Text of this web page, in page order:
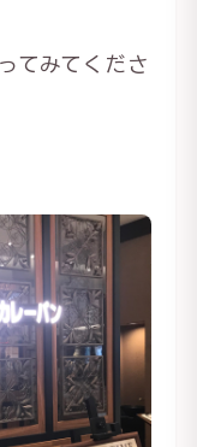
てみてくださ